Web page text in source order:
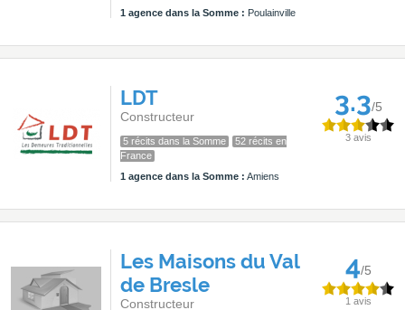
1 agence dans la Somme : Poulainville
LDT
Constructeur
5 récits dans la Somme
52 récits en
France
1 agence dans la Somme : Amiens
3.3/5
3 avis
Les Maisons du Val
de Bresle
Constructeur
4/5
1 avis